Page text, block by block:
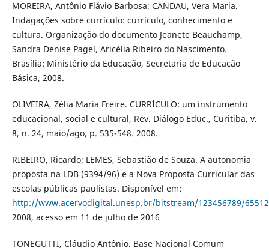
MOREIRA, Antônio Flávio Barbosa; CANDAU, Vera Maria.
Indagações sobre currículo: currículo, conhecimento e
cultura. Organização do documento Jeanete Beauchamp,
Sandra Denise Pagel, Aricélia Ribeiro do Nascimento.
Brasília: Ministério da Educação, Secretaria de Educação
Básica, 2008.
OLIVEIRA, Zélia Maria Freire. CURRÍCULO: um instrumento
educacional, social e cultural, Rev. Diálogo Educ., Curitiba, v.
8, n. 24, maio/ago, p. 535-548. 2008.
RIBEIRO, Ricardo; LEMES, Sebastião de Souza. A autonomia
proposta na LDB (9394/96) e a Nova Proposta Curricular das
escolas públicas paulistas. Disponível em:
http://www.acervodigital.unesp.br/bitstream/123456789/
2008, acesso em 11 de julho de 2016
TONEGUTTI, Cláudio Antônio. Base Nacional Comum